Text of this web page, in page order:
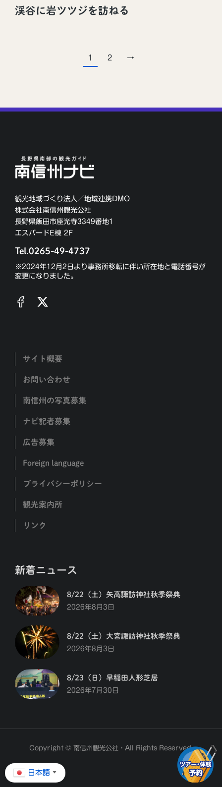
渓谷に岩ツツジを訪ねる
1 2 →
観光地域づくり法人／地域連携DMO
株式会社南信州観光公社
長野県飯田市座光寺3349番地1
エスバードE棟 2F
Tel.0265-49-4737
※2024年12月2日より事務所移転に伴い所在地と電話番号が
変更になりました。
サイト概要
お問い合わせ
南信州の写真募集
ナビ記者募集
広告募集
Foreign language
プライバシーポリシー
観光案内所
リンク
新着ニュース
8/22（土）矢高諏訪神社秋季祭典
2026年8月3日
8/22（土）大宮諏訪神社秋季祭典
2026年8月3日
8/23（日）早稲田人形芝居
2026年7月30日
Copyright © 南信州観光公社・All Rights Reserved.
日本語 ▼